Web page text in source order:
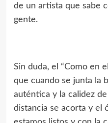
de un artista que sabe
gente.
Sin duda, el “Como en
que cuando se junta la
auténtica y la calidez
distancia se acorta y el